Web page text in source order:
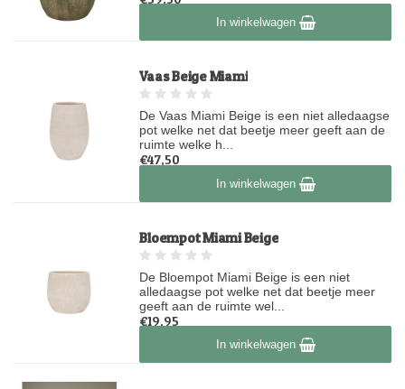
Op voorraadIn winkelwagen
Vaas Beige Miami
De Vaas Miami Beige is een niet alledaagse
pot welke net dat beetje meer geeft aan de
ruimte welke h...
€47,50
Op voorraadIn winkelwagen
Bloempot Miami Beige
De Bloempot Miami Beige is een niet
alledaagse pot welke net dat beetje meer
geeft aan de ruimte wel...
€19,95
Op voorraadIn winkelwagen